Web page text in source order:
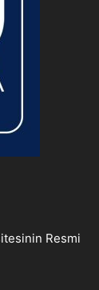
Resmi